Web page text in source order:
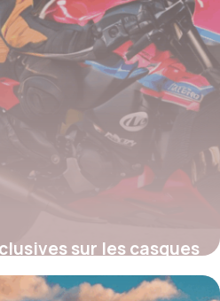
sur les casques
meilleures promos